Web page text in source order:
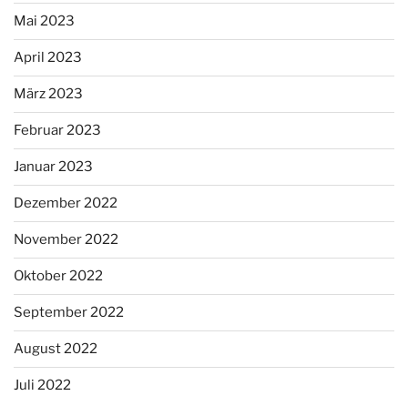
Mai 2023
April 2023
März 2023
Februar 2023
Januar 2023
Dezember 2022
November 2022
Oktober 2022
September 2022
August 2022
Juli 2022